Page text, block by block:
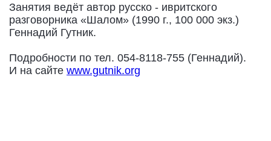
Занятия ведёт автор русско - ивритского
разговорника «Шалом» (1990 г., 100 000 экз.)
Геннадий Гутник.
Подробности по тел. 054-8118-755 (Геннадий).
И на сайте www.gutnik.org